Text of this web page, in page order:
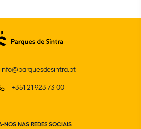
info@parquesdesintra.pt
+351 21 923 73 00
NOS NAS REDES SOCIAIS